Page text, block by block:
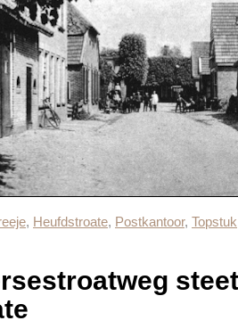
, Heufdstroate, Postkantoor, Topstuk